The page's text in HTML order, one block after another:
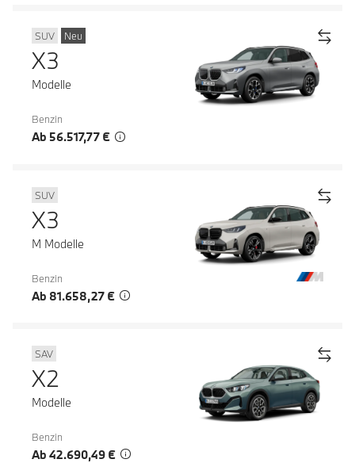
SUV Neu
X3
Modelle
Benzin
Ab 56.517,77 €
SUV
X3
M Modelle
Benzin
Ab 81.658,27 €
SAV
X2
Modelle
Benzin
Ab 42.690,49 €